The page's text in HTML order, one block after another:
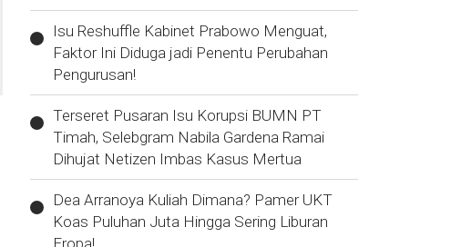
Isu Reshuffle Kabinet Prabowo Menguat,
Faktor Ini Diduga jadi Penentu Perubahan
Pengurusan!
Terseret Pusaran Isu Korupsi BUMN PT
Timah, Selebgram Nabila Gardena Ramai
Dihujat Netizen Imbas Kasus Mertua
Dea Arranoya Kuliah Dimana? Pamer UKT
Koas Puluhan Juta Hingga Sering Liburan
Eropa!